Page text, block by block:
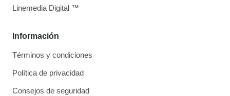
Información
Términos y condiciones
Política de privacidad
Consejos de seguridad
Linemedia Digital ™